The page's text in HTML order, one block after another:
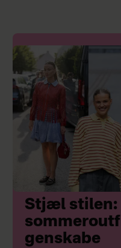
Stjæl stilen:
genskabe